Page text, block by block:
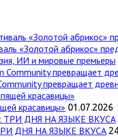
«Золотой абрикос»
ИИ и мировые премьеры
превращает
красавицы» 01.07.2026
ДНЯ НА ЯЗЫКЕ ВКУСА